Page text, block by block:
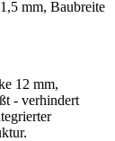
mm, Baubreite
12 mm,
- verhindert